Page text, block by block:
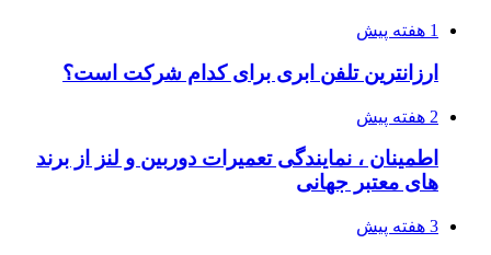
1 هفته پیش
ارزانترین تلفن ابری برای کدام شرکت است؟
2 هفته پیش
اطمینان ، نمایندگی تعمیرات دوربین و لنز از برند
های معتبر جهانی
3 هفته پیش